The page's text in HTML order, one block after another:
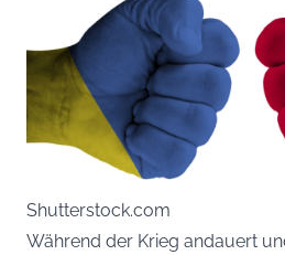
Shutterstock.com
Während der Krieg andauert